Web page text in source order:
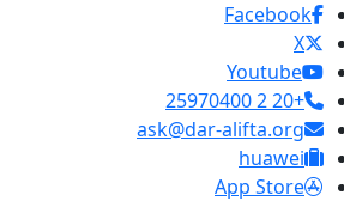
Facebook
X
Youtube
+20 2 25970400
ask@dar-alifta.org
huawei
App Store